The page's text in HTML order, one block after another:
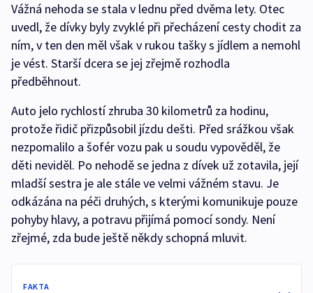
Vážná nehoda se stala v lednu před dvěma lety. Otec
uvedl, že dívky byly zvyklé při přecházení cesty chodit za
ním, v ten den měl však v rukou tašky s jídlem a nemohl
je vést. Starší dcera se jej zřejmě rozhodla
předběhnout.
Auto jelo rychlostí zhruba 30 kilometrů za hodinu,
protože řidič přizpůsobil jízdu dešti. Před srážkou však
nezpomalilo a šofér vozu pak u soudu vypověděl, že
děti neviděl. Po nehodě se jedna z dívek už zotavila, její
mladší sestra je ale stále ve velmi vážném stavu. Je
odkázána na péči druhých, s kterými komunikuje pouze
pohyby hlavy, a potravu přijímá pomocí sondy. Není
zřejmé, zda bude ještě někdy schopná mluvit.
FAKTA